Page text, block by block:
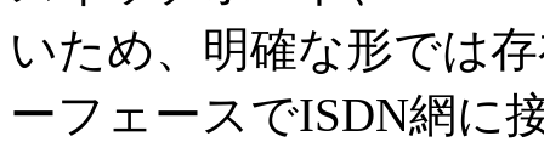
いため、明確な形では
ーフェースでISDN網に